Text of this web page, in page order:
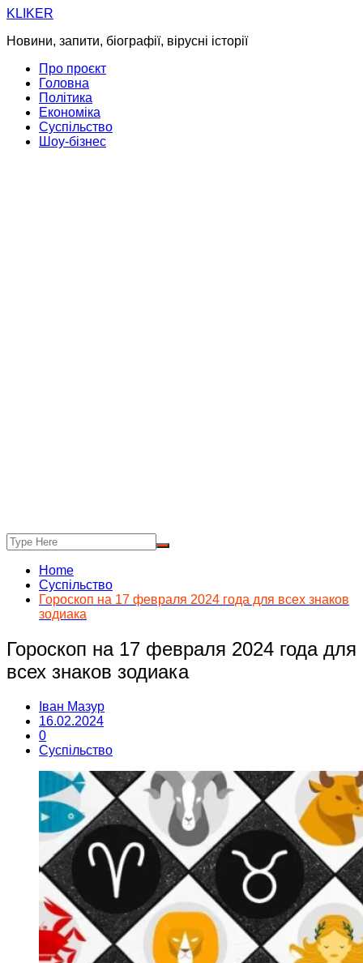
Skip
content
KLIKER
Новини, запити, біографії, вірусні історії
Про проєкт
Головна
Політика
Економіка
Суспільство
Шоу-бізнес
Home
Суспільство
Гороскоп на 17 февраля 2024 года для всех знаков
зодиака
Гороскоп на 17 февраля 2024 года для
всех знаков зодиака
Іван Мазур
16.02.2024
0
Суспільство